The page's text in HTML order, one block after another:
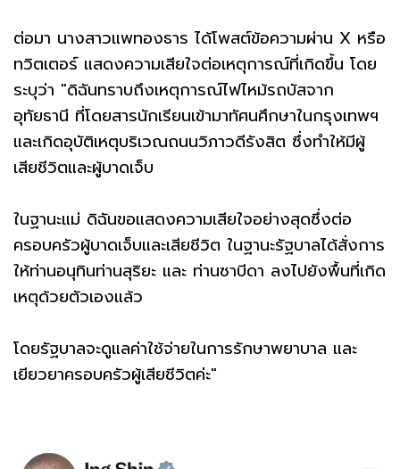
ต่อมา นางสาวแพทองธาร ได้โพสต์ข้อความผ่าน X หรือ
ทวิตเตอร์ แสดงความเสียใจต่อเหตุการณ์ที่เกิดขึ้น โดย
ระบุว่า "ดิฉันทราบถึงเหตุการณ์ไฟไหม้รถบัสจาก
อุทัยธานี ที่โดยสารนักเรียนเข้ามาทัศนศึกษาในกรุงเทพฯ
และเกิดอุบัติเหตุบริเวณถนนวิภาวดีรังสิต ซึ่งทำให้มีผู้
เสียชีวิตและผู้บาดเจ็บ
ในฐานะแม่ ดิฉันขอแสดงความเสียใจอย่างสุดซึ่งต่อ
ครอบครัวผู้บาดเจ็บและเสียชีวิต ในฐานะรัฐบาลได้สั่งการ
ให้ท่านอนุทินท่านสุริยะ และ ท่านซาบีดา ลงไปยังพื้นที่เกิด
เหตุด้วยตัวเองแล้ว
โดยรัฐบาลจะดูแลค่าใช้จ่ายในการรักษาพยาบาล และ
เยียวยาครอบครัวผู้เสียชีวิตค่ะ"